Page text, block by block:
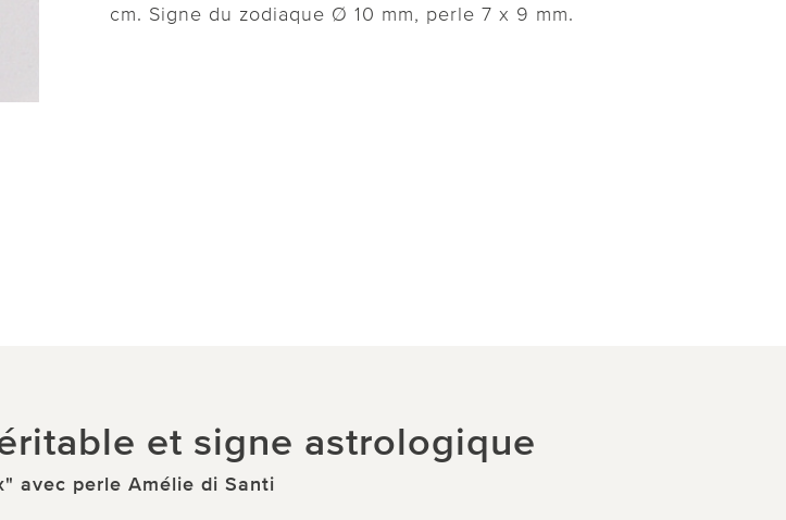
cm. Signe du zodiaque Ø 10 mm, perle 7 x 9 mm.
et signe astrologique
avec perle Amélie di Santi